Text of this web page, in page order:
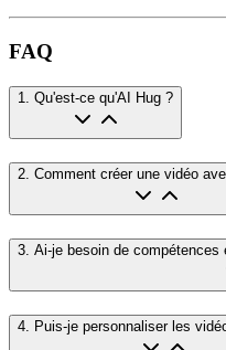
FAQ
1. Qu'est-ce qu'AI Hug ?
2. Comment créer une vidéo
3 Ai-je besoin de
4 Puis-je personnaliser les